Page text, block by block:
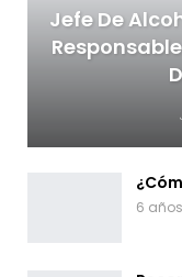
Jefe De
6 años